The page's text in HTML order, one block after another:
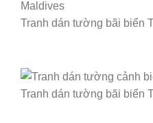
Tranh dán tường bãi biển
Tranh dán tường bãi biển